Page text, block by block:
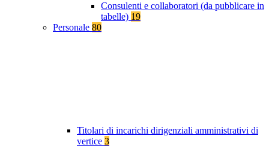
Consulenti e collaboratori (da pubblicare in
tabelle) 19
Personale 80
Titolari di incarichi dirigenziali amministrativi di
vertice 3